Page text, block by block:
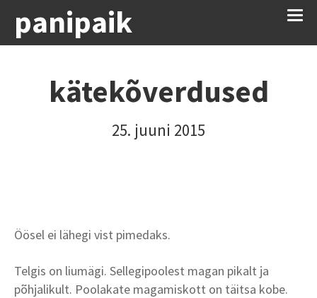
panipaik
kätekõverdused
25. juuni 2015
Öösel ei lähegi vist pimedaks.
Telgis on liumägi. Sellegipoolest magan pikalt ja
põhjalikult. Poolakate magamiskott on täitsa kobe.